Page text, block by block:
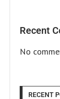
Recent
No
RECENT